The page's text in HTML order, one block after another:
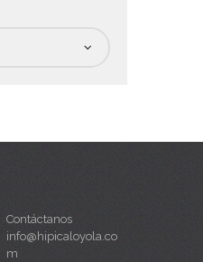
Contáctanos
info@hipicaloyola.co
m